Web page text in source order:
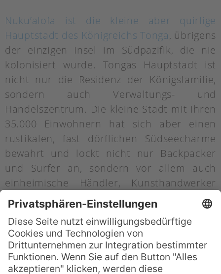
Nuku’alofa ist die kleine aber quirlige
Hauptstadt des Königreichs Tonga, übrigens
der einzigen Insel im Südpazifik, die nie
kolonisiert wurde. Tongas Hauptstadt ist
nicht nur die Residenz der Königsfamilie,
sondern auch Verwaltungs- und
Handelszentrum. Die kleine Stadt mit ihren
35.000 Einwohnern hat sich aber einen
rustikalen, fast dörflichen Südseecharme
bewahrt und lockt nicht nur Backpacker
und Surfer an, sondern vor allem auch
einheimische Händler, Kunsthandwerker
und Bauern aus der Umgebung. Sie alle
bieten ihre Waren auf dem
Talamahu
Markt in Nuku’alofaan.
Die große Markthalle ist zweistöckig und
beherbergt in ihrem Erdgeschoss einen